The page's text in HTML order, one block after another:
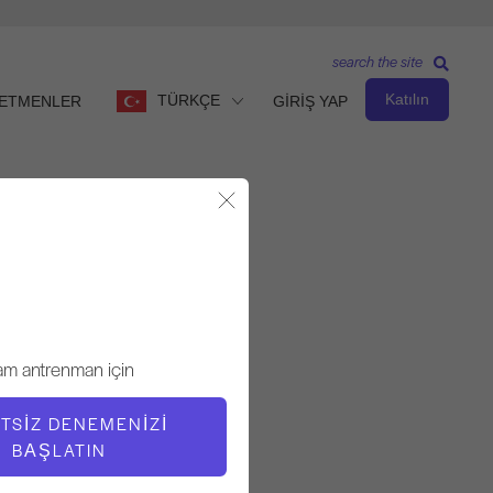
TÜRKÇE GİRİŞ YAP Katılın
search the site
antrenman için
DENEMENIZI
BAŞLATIN
ÖĞRETMEN
Kathi Ross Nash
EGZERSIZ TEMPOSU